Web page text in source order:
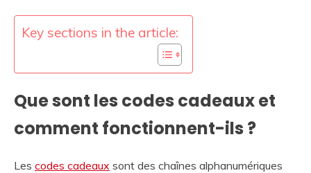
Key sections in the article:
Que sont les codes cadeaux et
comment fonctionnent-ils ?
Les codes cadeaux sont des chaînes alphanumériques